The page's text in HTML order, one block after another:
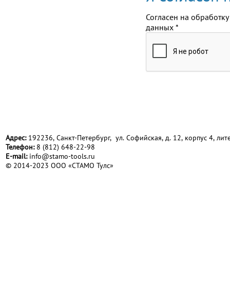
Согласен на обработку
данных *
Адрес:192236, Санкт-Петербург, ул. Софийская, д. 12, корпус 4,
Телефон:8 (812) 648-22-98
Е-mail: info@stamo-tools.ru
© 2014-2023 ООО «СТАМО Тулс»